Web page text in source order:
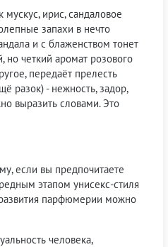
ирис, сандаловое
запахи в нечто
и с блаженством тонет
но четкий аромат розового
передаёт прелесть
разок) - нежность, задор,
выразить словами. Это
если вы предпочитаете
этапом унисекс-стиля
парфюмерии можно
человека,